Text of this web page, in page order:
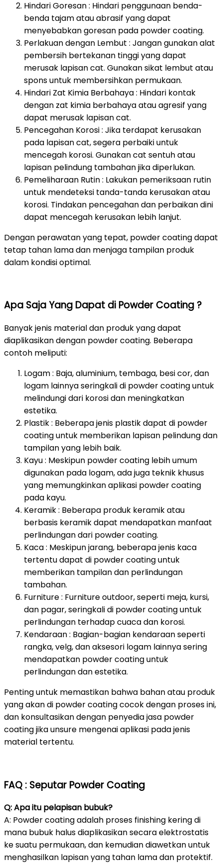
Hindari Goresan : Hindari penggunaan benda-
benda tajam atau abrasif yang dapat
menyebabkan goresan pada powder coating.
Perlakuan dengan Lembut : Jangan gunakan alat
pembersih bertekanan tinggi yang dapat
merusak lapisan cat. Gunakan sikat lembut atau
spons untuk membersihkan permukaan.
Hindari Zat Kimia Berbahaya : Hindari kontak
dengan zat kimia berbahaya atau agresif yang
dapat merusak lapisan cat.
Pencegahan Korosi : Jika terdapat kerusakan
pada lapisan cat, segera perbaiki untuk
mencegah korosi. Gunakan cat sentuh atau
lapisan pelindung tambahan jika diperlukan.
Pemeliharaan Rutin : Lakukan pemeriksaan rutin
untuk mendeteksi tanda-tanda kerusakan atau
korosi. Tindakan pencegahan dan perbaikan dini
dapat mencegah kerusakan lebih lanjut.
Dengan perawatan yang tepat, powder coating dapat
tetap tahan lama dan menjaga tampilan produk
dalam kondisi optimal.
Apa Saja Yang Dapat di Powder Coating ?
Banyak jenis material dan produk yang dapat
diaplikasikan dengan powder coating. Beberapa
contoh meliputi:
Logam : Baja, aluminium, tembaga, besi cor, dan
logam lainnya seringkali di powder coating untuk
melindungi dari korosi dan meningkatkan
estetika.
Plastik : Beberapa jenis plastik dapat di powder
coating untuk memberikan lapisan pelindung dan
tampilan yang lebih baik.
Kayu : Meskipun powder coating lebih umum
digunakan pada logam, ada juga teknik khusus
yang memungkinkan aplikasi powder coating
pada kayu.
Keramik : Beberapa produk keramik atau
berbasis keramik dapat mendapatkan manfaat
perlindungan dari powder coating.
Kaca : Meskipun jarang, beberapa jenis kaca
tertentu dapat di powder coating untuk
memberikan tampilan dan perlindungan
tambahan.
Furniture : Furniture outdoor, seperti meja, kursi,
dan pagar, seringkali di powder coating untuk
perlindungan terhadap cuaca dan korosi.
Kendaraan : Bagian-bagian kendaraan seperti
rangka, velg, dan aksesori logam lainnya sering
mendapatkan powder coating untuk
perlindungan dan estetika.
Penting untuk memastikan bahwa bahan atau produk
yang akan di powder coating cocok dengan proses ini,
dan konsultasikan dengan penyedia jasa powder
coating jika unsure mengenai aplikasi pada jenis
material tertentu.
FAQ : Seputar Powder Coating
Q: Apa itu pelapisan bubuk?
A: Powder coating adalah proses finishing kering di
mana bubuk halus diaplikasikan secara elektrostatis
ke suatu permukaan, dan kemudian diawetkan untuk
menghasilkan lapisan yang tahan lama dan protektif.